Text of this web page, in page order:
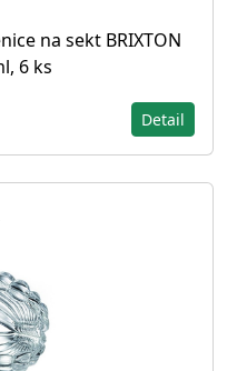
na sekt BRIXTON
6 ks
Detail